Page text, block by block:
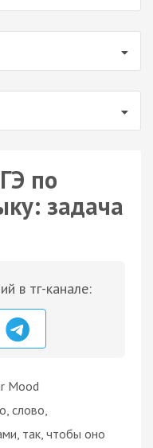
по
задача
в тг-канале:
Mood
слово,
так, чтобы оно